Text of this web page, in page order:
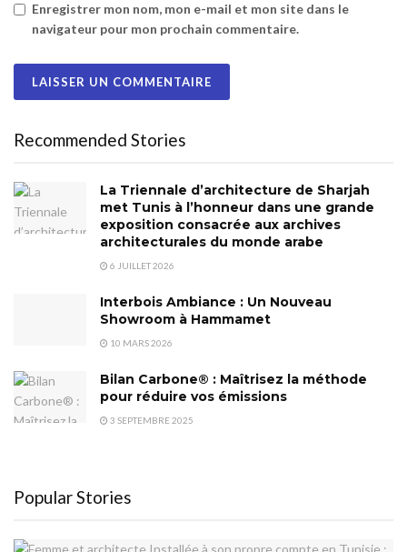
Enregistrer mon nom, mon e-mail et mon site dans le
navigateur pour mon prochain commentaire.
Recommended Stories
La Triennale d’architecture de Sharjah
met Tunis à l’honneur dans une grande
exposition consacrée aux archives
architecturales du monde arabe
6 JUILLET 2026
Interbois Ambiance : Un Nouveau
Showroom à Hammamet
10 MARS 2026
Bilan Carbone® : Maîtrisez la méthode
pour réduire vos émissions
3 SEPTEMBRE 2025
Popular Stories